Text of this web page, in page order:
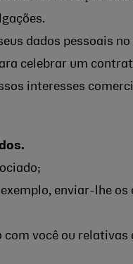
dados pessoais
celebrar um
interesses
enviar-lhe
você ou relativas